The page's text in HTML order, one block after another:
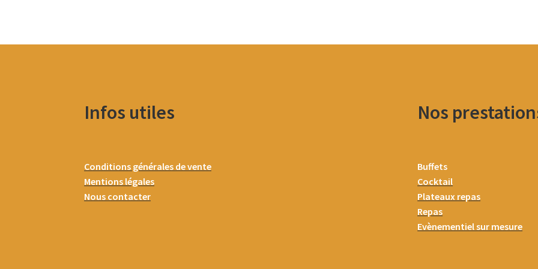
Infos utiles
Conditions générales de vente
Mentions légales
Nous contacter
Nos
Buffets
Cocktail
Plateaux repas
Repas
Evènementiel sur mesure